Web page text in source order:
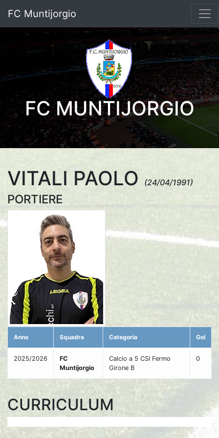
FC Muntijorgio
FC MUNTIJORGIO
VITALI PAOLO (24/04/1991)
PORTIERE
Anno Squadra Categoria Gol
2025/2026
FC
Muntijorgio
Calcio a 5 CSI Fermo
Girone B
0
CURRICULUM